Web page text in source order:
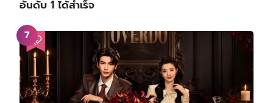
อันดับ 1 ได้สำเร็จ